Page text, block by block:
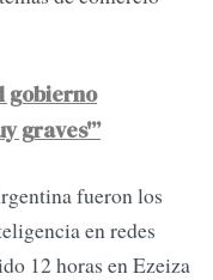
gobierno
graves'”
fueron los
en redes
12 horas en Ezeiza